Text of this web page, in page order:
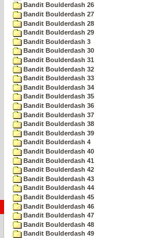
Bandit Boulderdash 26
Bandit Boulderdash 27
Bandit Boulderdash 28
Bandit Boulderdash 29
Bandit Boulderdash 3
Bandit Boulderdash 30
Bandit Boulderdash 31
Bandit Boulderdash 32
Bandit Boulderdash 33
Bandit Boulderdash 34
Bandit Boulderdash 35
Bandit Boulderdash 36
Bandit Boulderdash 37
Bandit Boulderdash 38
Bandit Boulderdash 39
Bandit Boulderdash 4
Bandit Boulderdash 40
Bandit Boulderdash 41
Bandit Boulderdash 42
Bandit Boulderdash 43
Bandit Boulderdash 44
Bandit Boulderdash 45
Bandit Boulderdash 46
Bandit Boulderdash 47
Bandit Boulderdash 48
Bandit Boulderdash 49